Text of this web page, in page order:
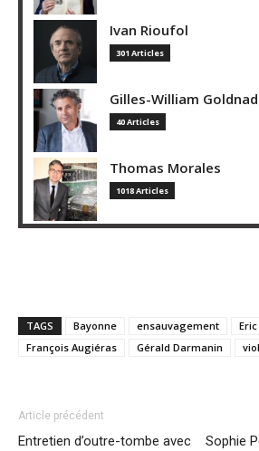
Ivan Rioufol
301 Articles
Gilles-William
40 Articles
Thomas Morales
1018 Articles
TAGS Bayonne ensauvagement
François Augiéras
Gérald Darmanin
Article précédent
Entretien d’outre-tombe avec
Sophie